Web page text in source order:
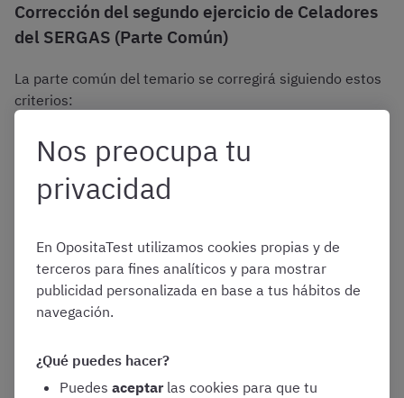
Corrección del segundo ejercicio de Celadores
del SERGAS (Parte Común)
La parte común del temario se corregirá siguiendo estos
criterios:
El ejercicio se valorará de 0 a 5 puntos
Las respuestas en blanco no se valorarán
1/4 del valor de una contestación correcta
No hay puntuación mínima para ser
considerado «apto»
Corrección del tercer ejercicio: Prueba de
idioma
Nos preocupa tu
privacidad
En OpositaTest utilizamos cookies propias y de
terceros para fines analíticos y para mostrar
publicidad personalizada en base a tus hábitos de
navegación.
¿Qué puedes hacer?
Puedes aceptar las cookies para que tu